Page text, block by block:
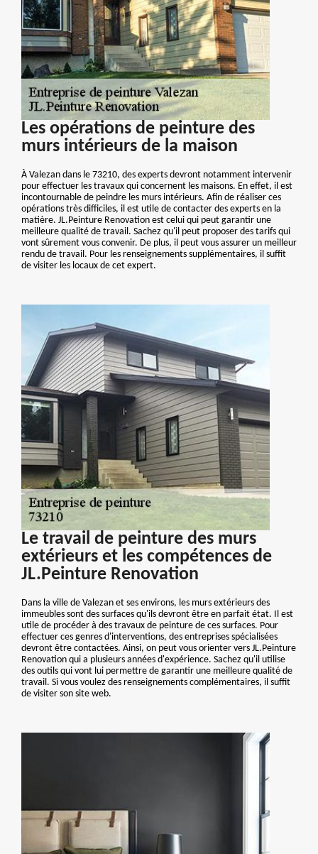
Les opérations de peinture des
murs intérieurs de la maison
À Valezan dans le 73210, des experts devront notamment intervenir
pour effectuer les travaux qui concernent les maisons. En effet, il est
incontournable de peindre les murs intérieurs. Afin de réaliser ces
opérations très difficiles, il est utile de contacter des experts en la
matière. JL.Peinture Renovation est celui qui peut garantir une
meilleure qualité de travail. Sachez qu'il peut proposer des tarifs qui
vont sûrement vous convenir. De plus, il peut vous assurer un meilleur
rendu de travail. Pour les renseignements supplémentaires, il suffit
de visiter les locaux de cet expert.
Le travail de peinture des murs
extérieurs et les compétences de
JL.Peinture Renovation
Dans la ville de Valezan et ses environs, les murs extérieurs des
immeubles sont des surfaces qu'ils devront être en parfait état. Il est
utile de procéder à des travaux de peinture de ces surfaces. Pour
effectuer ces genres d'interventions, des entreprises spécialisées
devront être contactées. Ainsi, on peut vous orienter vers JL.Peinture
Renovation qui a plusieurs années d'expérience. Sachez qu'il utilise
des outils qui vont lui permettre de garantir une meilleure qualité de
travail. Si vous voulez des renseignements complémentaires, il suffit
de visiter son site web.